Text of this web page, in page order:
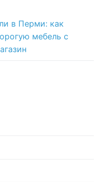
в Перми: как
мебель с